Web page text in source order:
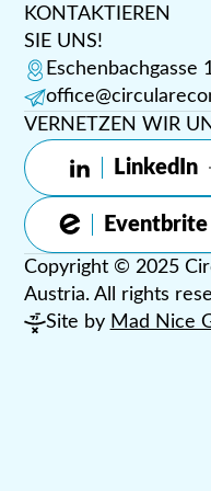
KONTAKTIEREN
SIE UNS!
Eschenbachgasse
VERNETZEN WIR
LinkedIn
Eventbrite
Copyright © 2025
Austria. All rights
Site by Mad Nice